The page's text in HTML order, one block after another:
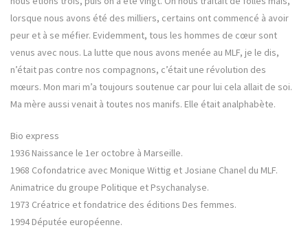
lorsque nous avons été des milliers, certains ont commencé à avoir
peur et à se méfier. Evidemment, tous les hommes de cœur sont
venus avec nous. La lutte que nous avons menée au MLF, je le dis,
n’était pas contre nos compagnons, c’était une révolution des
mœurs. Mon mari m’a toujours soutenue car pour lui cela allait de soi.
Ma mère aussi venait à toutes nos manifs. Elle était analphabète.
Bio express
1936 Naissance le 1er octobre à Marseille.
1968 Cofondatrice avec Monique Wittig et Josiane Chanel du MLF.
Animatrice du groupe Politique et Psychanalyse.
1973 Créatrice et fondatrice des éditions Des femmes.
1994 Députée européenne.